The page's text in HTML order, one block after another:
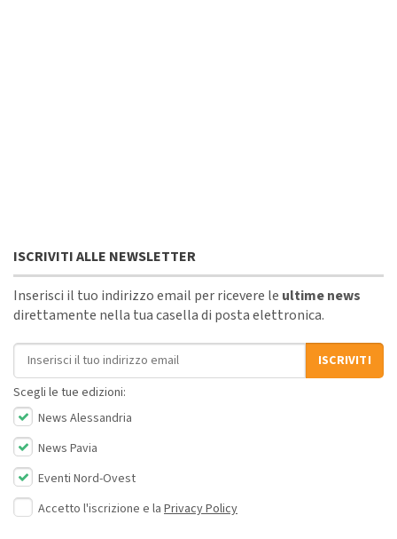
ISCRIVITI ALLE NEWSLETTER
Inserisci il tuo indirizzo email per ricevere le ultime news
direttamente nella tua casella di posta elettronica.
Indirizzo email
ISCRIVITI
Scegli le tue edizioni:
News Alessandria
News Pavia
Eventi Nord-Ovest
Accetto l'iscrizione e la Privacy Policy